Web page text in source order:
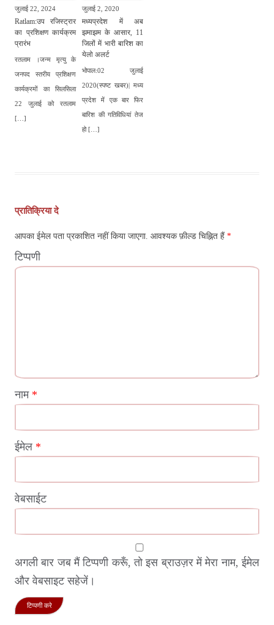
जुलाई 22, 2024
Ratlam:उप रजिस्ट्रार
का प्रशिक्षण कार्यक्रम
प्रारंभ
रतलाम ।जन्म मृत्यु के
जनपद स्तरीय प्रशिक्षण
कार्यक्रमों का सिलसिला
22 जुलाई को रतलाम
[…]
जुलाई 2, 2020
मध्यप्रदेश में अब
झमाझम के आसार, 11
जिलों में भारी बारिश का
येलो अलर्ट
भोपाल:02 जुलाई
2020(स्पष्ट खबर)| मध्य
प्रदेश में एक बार फिर
बारिश की गतिविधियां तेज
हो […]
प्रातिक्रिया दे
आपका ईमेल पता प्रकाशित नहीं किया जाएगा. आवश्यक फ़ील्ड चिह्नित हैं *
टिप्पणी
नाम *
ईमेल *
वेबसाईट
अगली बार जब मैं टिप्पणी करूँ, तो इस ब्राउज़र में मेरा नाम, ईमेल
और वेबसाइट सहेजें।